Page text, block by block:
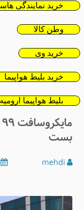
خرید نمایندگی
وطن کالا
خرید وی
خرید بلیط هواپیما
بلیط هواپیما
بست